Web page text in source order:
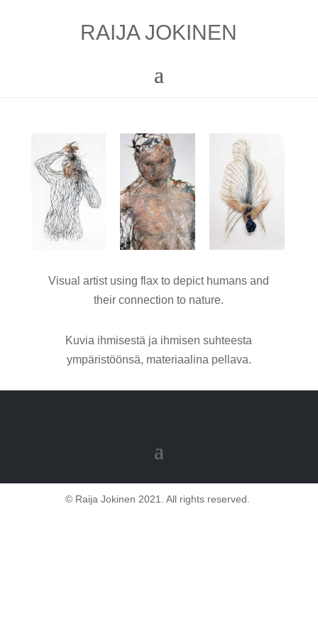
RAIJA JOKINEN
Visual artist using flax to depict humans and
their connection to nature.
Kuvia ihmisestä ja ihmisen suhteesta
ympäristöönsä, materiaalina pellava.
© Raija Jokinen 2021. All rights reserved.